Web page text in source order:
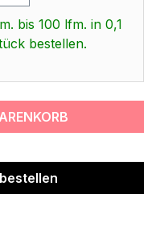
bis 100 lfm. in 0,1
bestellen.